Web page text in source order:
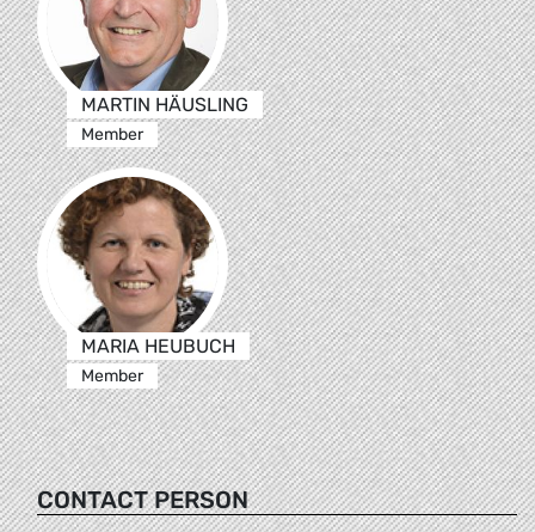
MARTIN HÄUSLING
Member
MARIA HEUBUCH
Member
CONTACT PERSON